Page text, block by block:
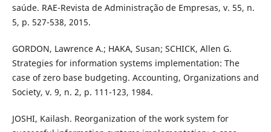
saúde. RAE-Revista de Administração de Empresas, v. 55, n.
5, p. 527-538, 2015.
GORDON, Lawrence A.; HAKA, Susan; SCHICK, Allen G.
Strategies for information systems implementation: The
case of zero base budgeting. Accounting, Organizations and
Society, v. 9, n. 2, p. 111-123, 1984.
JOSHI, Kailash. Reorganization of the work system for